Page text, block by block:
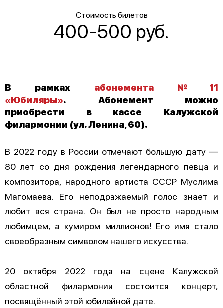
Стоимость билетов
400-500 руб.
В рамках абонемента №11
«Юбиляры». Абонемент можно
приобрести в кассе Калужской
филармонии (ул. Ленина, 60).
В 2022 году в России отмечают большую дату —
80 лет со дня рождения легендарного певца и
композитора, народного артиста СССР Муслима
Магомаева. Его неподражаемый голос знает и
любит вся страна. Он был не просто народным
любимцем, а кумиром миллионов! Его имя стало
своеобразным символом нашего искусства.
20 октября 2022 года на сцене Калужской
областной филармонии состоится концерт,
посвящённый этой юбилейной дате.